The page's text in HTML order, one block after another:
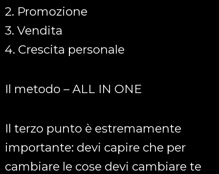
2. Promozione
3. Vendita
4. Crescita personale
Il metodo – ALL IN ONE
Il terzo punto è estremamente
importante: devi capire che per
cambiare le cose devi cambiare te